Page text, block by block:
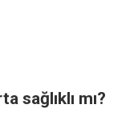
sağlıklı mı?